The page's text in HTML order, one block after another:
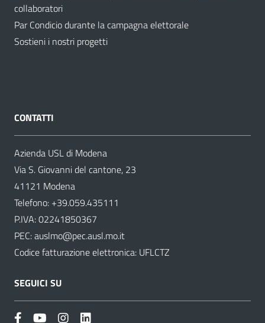
collaboratori
Par Condicio durante la campagna elettorale
Sostieni i nostri progetti
CONTATTI
Azienda USL di Modena
Via S. Giovanni del cantone, 23
41121 Modena
Telefono: +39.059.435111
P.IVA: 02241850367
PEC:auslmo@pec.ausl.mo.it
Codice fatturazione elettronica: UFLCTZ
SEGUICI SU